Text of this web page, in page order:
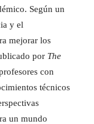
Según un
y el
mejorar los
por The
con
técnicos
un mundo